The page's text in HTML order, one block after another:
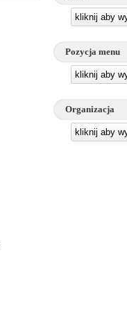
kliknij aby
Pozycja menu
kliknij aby
Organizacja
kliknij aby